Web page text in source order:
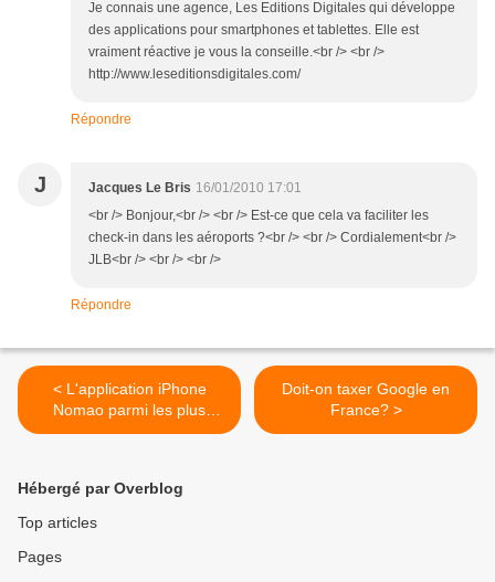
Je connais une agence, Les Editions Digitales qui développe
des applications pour smartphones et tablettes. Elle est
vraiment réactive je vous la conseille.<br /> <br />
http://www.leseditionsdigitales.com/
Répondre
J Jacques Le Bris 16/01/2010 17:01
<br /> Bonjour,<br /> <br /> Est-ce que cela va faciliter les
check-in dans les aéroports ?<br /> <br /> Cordialement<br />
JLB<br /> <br /> <br />
Répondre
< L'application iPhone
Nomao parmi les plus
chargées sur l'App Store
Doit-on taxer Google en
France? >
Hébergé par Overblog
Top articles
Pages